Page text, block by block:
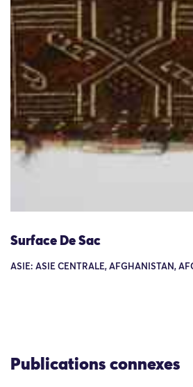
Surface De Sac
ASIE: ASIE CENTRALE, AFGHANISTAN,
Publications connexes